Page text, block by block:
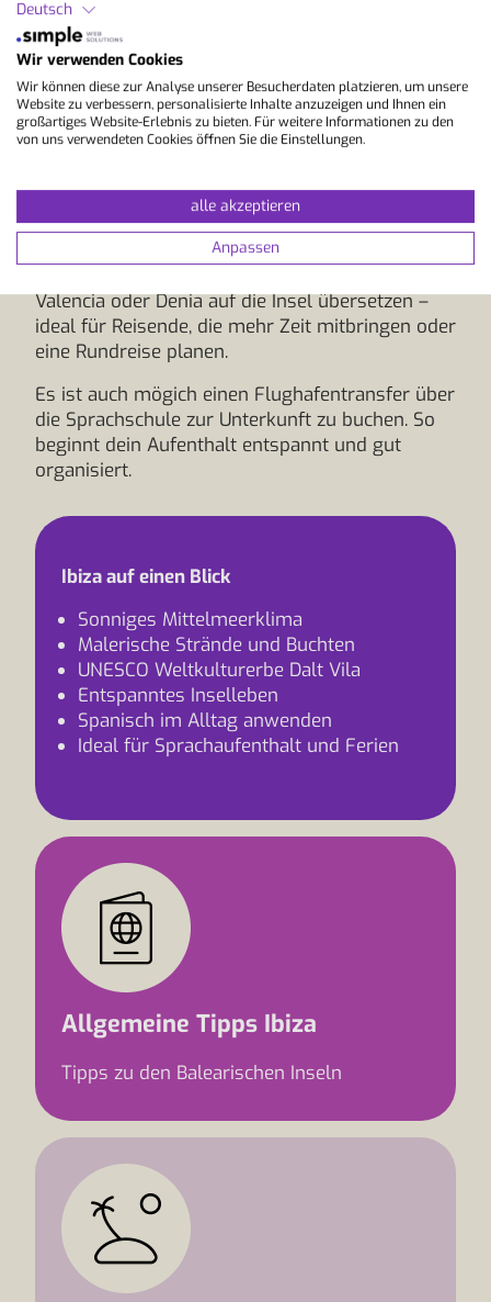
mit mediterranem Lebensgefühl, kleinen Städten
mit viel Charme und einer entspannten
Atmosphäre. Der internationale Flughafen Ibiza
(IBZ) wird saisonal wie auch ganzjährig von
zahlreichen europäischen Städten aus
angeflogen. Nach der Ankunft gelangst du in 15
vorab gebuchten Transfer in alle grösseren Orte
der Insel, darunter Ibiza-Stadt, Santa Eulària oder
San Antonio. Wer eine alternative Anreise
Valencia oder Denia auf die Insel übersetzen –
ideal für Reisende, die mehr Zeit mitbringen oder
eine Rundreise planen.
Es ist auch mögich einen Flughafentransfer über
die Sprachschule zur Unterkunft zu buchen. So
beginnt dein Aufenthalt entspannt und gut
organisiert.
Ibiza auf einen Blick
Sonniges Mittelmeerklima
Malerische Strände und Buchten
UNESCO Weltkulturerbe Dalt Vila
Entspanntes Inselleben
Spanisch im Alltag anwenden
Ideal für Sprachaufenthalt und Ferien
Allgemeine Tipps Ibiza
Tipps zu den Balearischen Inseln
Deutsch
Wir verwenden Cookies
Wir können diese zur Analyse unserer Besucherdaten platzieren, um unsere
Website zu verbessern, personalisierte Inhalte anzuzeigen und Ihnen ein
großartiges Website-Erlebnis zu bieten. Für weitere Informationen zu den
von uns verwendeten Cookies öffnen Sie die Einstellungen.
alle akzeptieren
Anpassen